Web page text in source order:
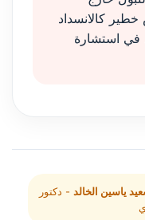
كالانسداد
في استشارة
ياسين الخالد - دكتور